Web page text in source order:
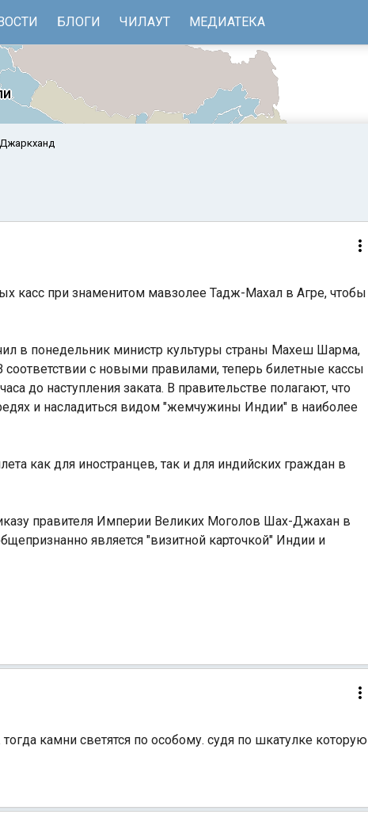
БЛОГИ ЧИЛАУТ МЕДИАТЕКА
касс при знаменитом мавзолее Тадж-Махал в Агре, чтобы
в понедельник министр культуры страны Махеш Шарма,
с новыми правилами, теперь билетные кассы
до наступления заката. В правительстве полагают, что
и насладиться видом "жемчужины Индии" в наиболее
как для иностранцев, так и для индийских граждан в
правителя Империи Великих Моголов Шах-Джахан в
является "визитной карточкой" Индии и
камни светятся по особому. судя по шкатулке которую